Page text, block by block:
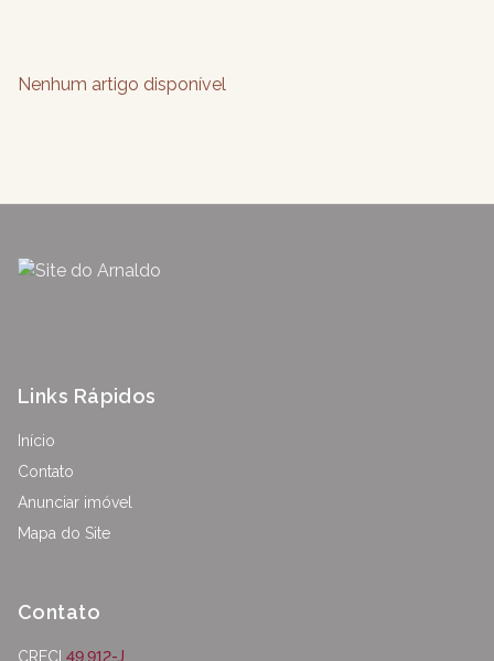
Nenhum artigo disponível
Links Rápidos
Início
Contato
Anunciar imóvel
Mapa do Site
Contato
CRECI 49.912-J